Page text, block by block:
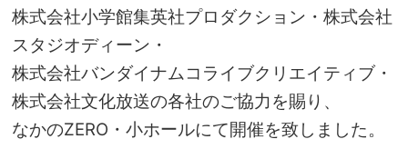
株式会社小学館集英社プロダクション・株式会社
スタジオディーン・
株式会社バンダイナムコライブクリエイティブ・
株式会社文化放送の各社のご協力を賜り、
なかのZERO・小ホールにて開催を致しました。